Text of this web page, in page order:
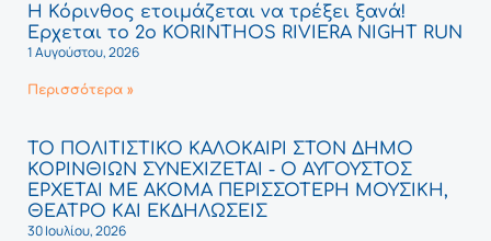
Η Κόρινθος ετοιμάζεται να τρέξει ξανά!
Έρχεται το 2ο KORINTHOS RIVIERA NIGHT RUN
1 Αυγούστου, 2026
Περισσότερα »
ΤΟ ΠΟΛΙΤΙΣΤΙΚΟ ΚΑΛΟΚΑΙΡΙ ΣΤΟΝ ΔΗΜΟ
ΚΟΡΙΝΘΙΩΝ ΣΥΝΕΧΙΖΕΤΑΙ - Ο ΑΥΓΟΥΣΤΟΣ
ΕΡΧΕΤΑΙ ΜΕ ΑΚΟΜΑ ΠΕΡΙΣΣΟΤΕΡΗ ΜΟΥΣΙΚΗ,
ΘΕΑΤΡΟ ΚΑΙ ΕΚΔΗΛΩΣΕΙΣ
30 Ιουλίου, 2026